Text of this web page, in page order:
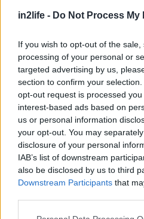
in2life - Do Not Process
If you wish to opt-out of the
processing of your personal or
targeted advertising by us,
section to confirm your
opt-out request is processed
interest-based ads based on
us or personal information
your opt-out. You may
disclosure of your personal
IAB’s list of downstream
also be disclosed by us to third
Downstream Participants that
Please note that this website/
τραγούδια της Κάτω
Χατζηκουμπάρογλου στο
21/9 η Συμφωνική
ερμηνεύει την εισαγωγή
φθινόπωρο» του Edvard
για έγχορδα του Josef Suk,
Mendelssohn και την 5η
Schubert.
Φεστιβάλ
Αττικής στο
Μέχρι και την Πέμπτη 8